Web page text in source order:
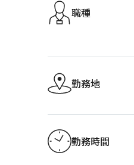
職種
勤務地
勤務時間